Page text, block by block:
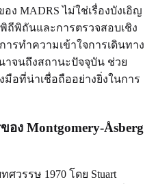
ง MADRS ไม่ใช่เรื่องบังเอิญ
ถีพิถันและการตรวจสอบเชิง
รทำความเข้าใจการเดินทาง
จนถึงสถานะปัจจุบัน ช่วย
มือที่น่าเชื่อถืออย่างยิ่งในการ
ง Montgomery-Åsberg
วรรษ 1970 โดย Stuart